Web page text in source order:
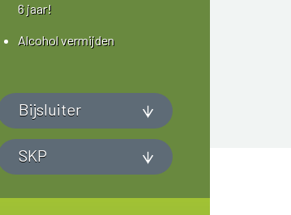
6 jaar!
Alcohol vermijden
Bijsluiter
SKP